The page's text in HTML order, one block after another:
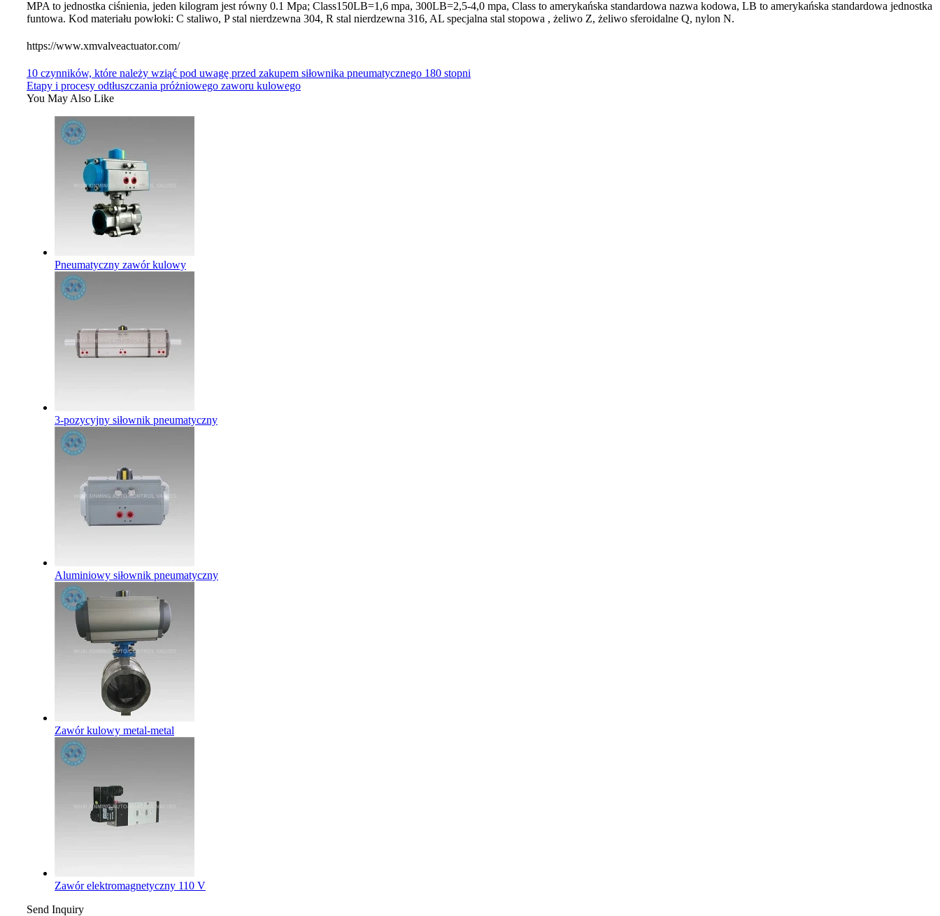
MPA to jednostka ciśnienia, jeden kilogram jest równy 0.1 Mpa; Class150LB=1,6 mpa, 300LB=2,5-4,0 mpa, Class to amerykańska standardowa nazwa kodowa, LB to amerykańska standardowa jednostka
funtowa. Kod materiału powłoki: C staliwo, P stal nierdzewna 304, R stal nierdzewna 316, AL specjalna stal stopowa , żeliwo Z, żeliwo sferoidalne Q, nylon N.
https://www.xmvalveactuator.com/
10 czynników, które należy wziąć pod uwagę przed zakupem siłownika pneumatycznego 180 stopni
Etapy i procesy odtłuszczania próżniowego zaworu kulowego
You May Also Like
Pneumatyczny zawór kulowy
3-pozycyjny siłownik pneumatyczny
Aluminiowy siłownik pneumatyczny
Zawór kulowy metal-metal
Zawór elektromagnetyczny 110 V
Send Inquiry